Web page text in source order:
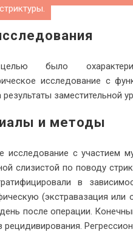
было
исследование с
результаты заместительной
и методы
исследование с участием
слизистой по поводу
в
(экстравазация
после операции.